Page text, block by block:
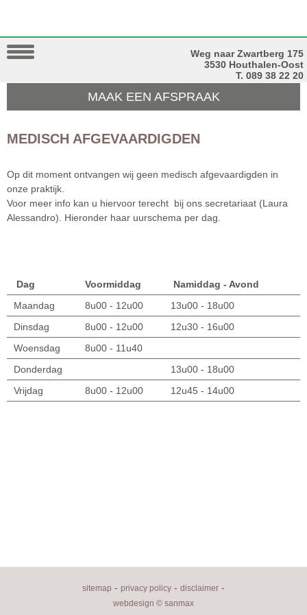
Weg naar Zwartberg 175
3530 Houthalen-Oost
T. 089 38 22 20
MAAK EEN AFSPRAAK
MEDISCH AFGEVAARDIGDEN
Op dit moment ontvangen wij geen medisch afgevaardigden in
onze praktijk.
Voor meer info kan u hiervoor terecht bij ons secretariaat (Laura
Alessandro). Hieronder haar uurschema per dag.
Dag Voormiddag
Namiddag - Avond
Maandag
8u00 - 12u00
13u00 - 18u00
Dinsdag
8u00 - 12u00
12u30 - 16u00
Woensdag
8u00 - 11u40
Donderdag
13u00 - 18u00
Vrijdag
8u00 - 12u00 12u45 - 14u00
sitemap - privacy policy - disclaimer -
webdesign © sanmax